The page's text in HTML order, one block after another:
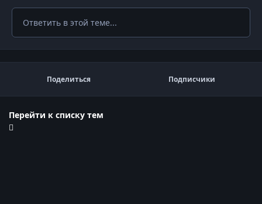
Ответить в этой теме...
Поделиться Подписчики
Перейти к списку тем